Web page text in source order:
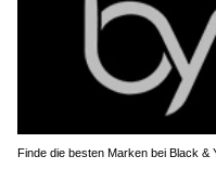
In guten Händen: Dorfgarage Joel